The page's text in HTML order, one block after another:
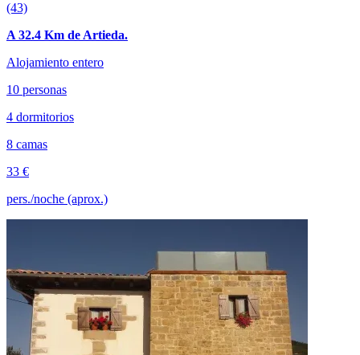
(43)
A 32.4 Km de Artieda.
Alojamiento entero
10 personas
4 dormitorios
8 camas
33 €
pers./noche (aprox.)